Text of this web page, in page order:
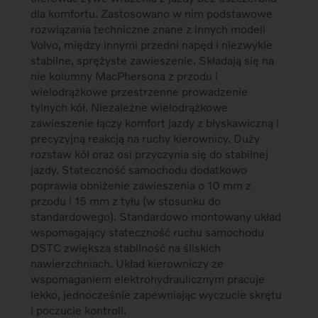
dla komfortu. Zastosowano w nim podstawowe
rozwiązania techniczne znane z innych modeli
Volvo, między innymi przedni napęd i niezwykle
stabilne, sprężyste zawieszenie. Składają się na
nie kolumny MacPhersona z przodu i
wielodrążkowe przestrzenne prowadzenie
tylnych kół. Niezależne wielodrążkowe
zawieszenie łączy komfort jazdy z błyskawiczną i
precyzyjną reakcją na ruchy kierownicy. Duży
rozstaw kół oraz osi przyczynia się do stabilnej
jazdy. Stateczność samochodu dodatkowo
poprawia obniżenie zawieszenia o 10 mm z
przodu i 15 mm z tyłu (w stosunku do
standardowego). Standardowo montowany układ
wspomagający stateczność ruchu samochodu
DSTC zwiększa stabilność na śliskich
nawierzchniach. Układ kierowniczy ze
wspomaganiem elektrohydraulicznym pracuje
lekko, jednocześnie zapewniając wyczucie skrętu
i poczucie kontroli.